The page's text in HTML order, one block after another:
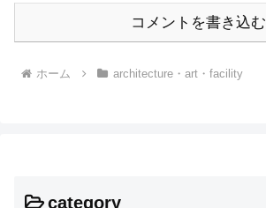
コメントを書き込む
ホーム architecture・art・facility
category